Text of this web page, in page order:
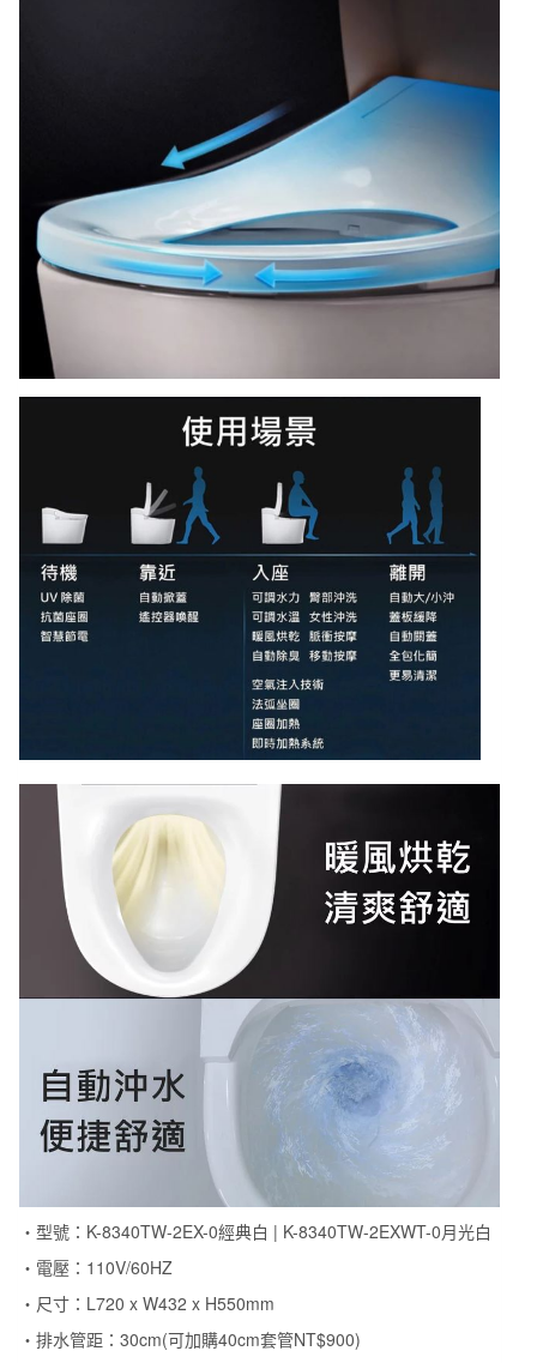
・型號：K-8340TW-2EX-0經典白 | K-8340TW-2EXWT-0月光白
・電壓：110V/60HZ
・尺寸：L720 x W432 x H550mm
・排水管距：30cm(可加購40cm套管NT$900)